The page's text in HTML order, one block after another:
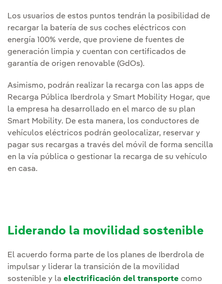
Los usuarios de estos puntos tendrán la posibilidad de
recargar la batería de sus coches eléctricos con
energía 100% verde, que proviene de fuentes de
generación limpia y cuentan con certificados de
garantía de origen renovable (GdOs).
Asimismo, podrán realizar la recarga con las apps de
Recarga Pública Iberdrola y Smart Mobility Hogar, que
la empresa ha desarrollado en el marco de su plan
Smart Mobility. De esta manera, los conductores de
vehículos eléctricos podrán geolocalizar, reservar y
pagar sus recargas a través del móvil de forma sencilla
en la vía pública o gestionar la recarga de su vehículo
en casa.
Liderando la movilidad sostenible
El acuerdo forma parte de los planes de Iberdrola de
impulsar y liderar la transición de la movilidad
sostenible y la electrificación del transporte como